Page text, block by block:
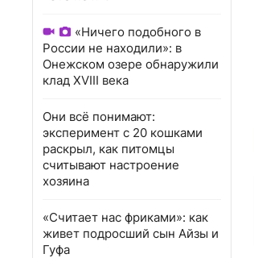
«Ничего подобного в
России не находили»: в
Онежском озере обнаружили
клад XVIII века
Они всё понимают:
эксперимент с 20 кошками
раскрыл, как питомцы
считывают настроение
хозяина
«Считает нас фриками»: как
живет подросший сын Айзы и
Гуфа